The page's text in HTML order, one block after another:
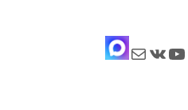
Почта ВКонтакте YouTube